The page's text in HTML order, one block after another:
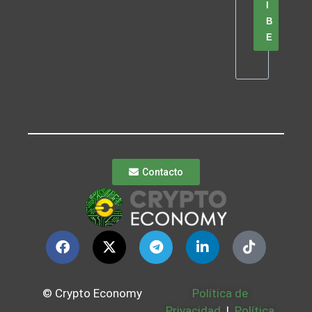
B
E
Contacto
© Crypto Economy
Política de